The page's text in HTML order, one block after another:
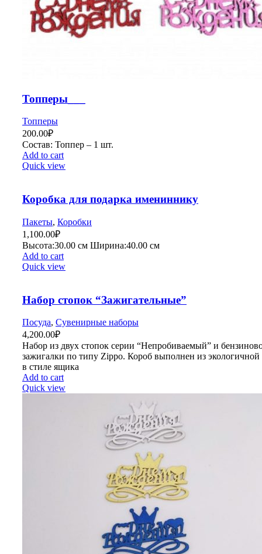
Топперы___
Топперы
200.00₽
Состав: Топпер – 1 шт.
Add to cart
Quick view
Коробка для подарка имениннику
Пакеты, Коробки
1,100.00₽
Высота:30.00 см Ширина:40.00 см
Add to cart
Quick view
Набор стопок “Зажигательные”
Посуда, Сувенирные наборы
4,200.00₽
Набор из двух стопок серии “Непробиваемый” и
зажигалки по типу Zippo. Короб выполнен из
в стиле ящика
Add to cart
Quick view